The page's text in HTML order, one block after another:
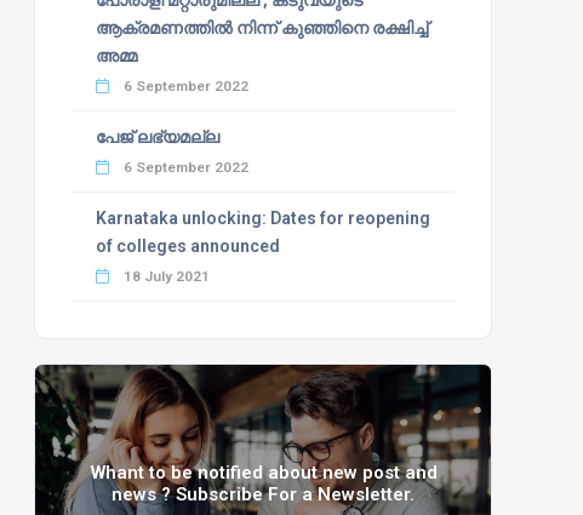
ആക്രമണത്തില്‍ നിന്ന് കുഞ്ഞിനെ രക്ഷിച്ച്
അമ്മ
6 September 2022
പേജ് ലഭ്യമല്ല
6 September 2022
Karnataka unlocking: Dates for reopening
of colleges announced
18 July 2021
Whant to be notified about new post and
news ? Subscribe For a Newsletter.